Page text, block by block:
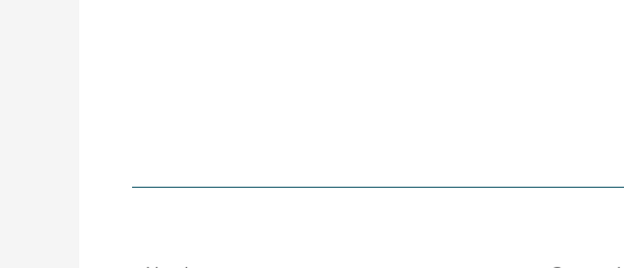
Nombre
Correo